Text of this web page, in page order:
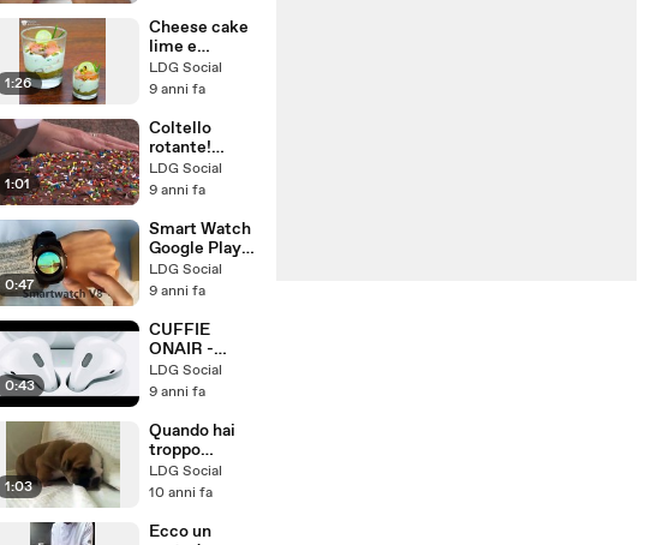
1:26
Cheese cake
lime e
salmone
LDG Social
9 anni fa
1:01
Coltello
rotante!
Novità in
cucina!
LDG Social
9 anni fa
0:47
Smart Watch
Google Play
impermeabile
LDG Social
9 anni fa
0:43
CUFFIE
ONAIR -
FINALMENTE
IN ITALIA
LDG Social
9 anni fa
1:03
Quando hai
troppo
sonno...
LDG Social
10 anni fa
Ecco un